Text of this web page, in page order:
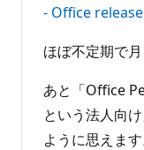
- Office
ほぼ不定期で月
あと「Office
という法人向
ように思えます